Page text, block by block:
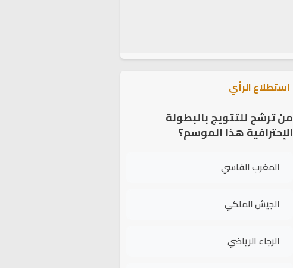
استطلاع الرأي
من ترشح للتتويج بالبطولة
الإحترافية هذا الموسم؟
المغرب الفاسي
الجيش الملكي
الرجاء الرياضي